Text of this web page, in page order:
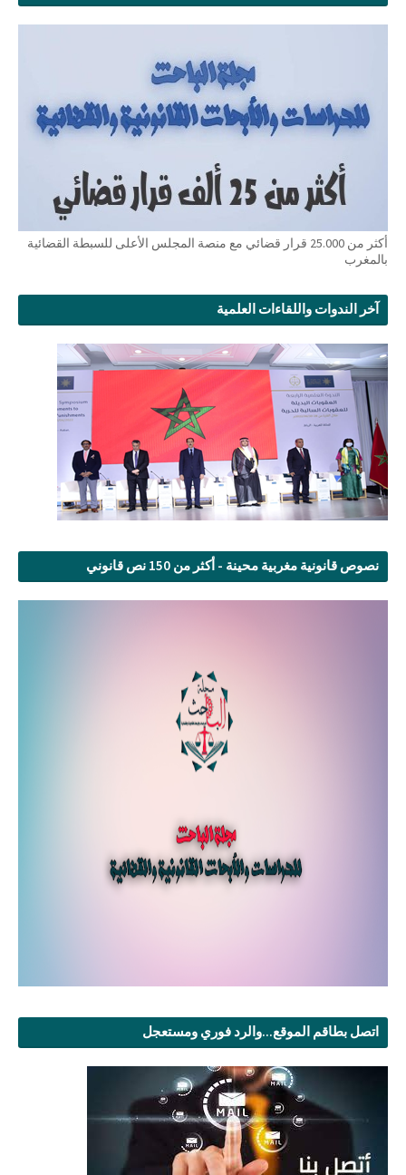
أكثر من 25.000 قرار قضائي مع منصة المجلس الأعلى للسبطة القضائية
بالمغرب
آخر الندوات واللقاءات العلمية
نصوص قانونية مغربية محينة - أكثر من 150 نص قانوني
اتصل بطاقم الموقع...والرد فوري ومستعجل